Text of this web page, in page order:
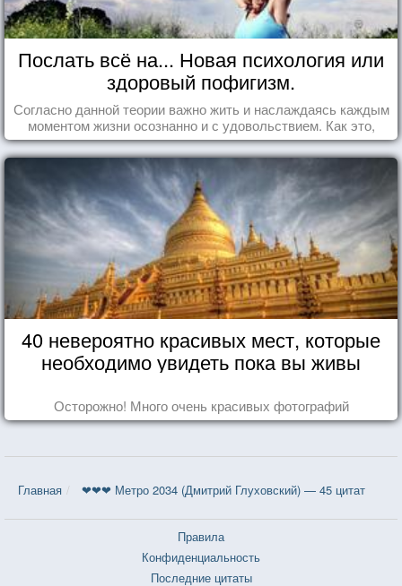
Послать всё на... Новая психология или
здоровый пофигизм.
Согласно данной теории важно жить и наслаждаясь каждым
моментом жизни осознанно и с удовольствием. Как это,
попробуем разобраться на реальных примерах.
40 невероятно красивых мест, которые
необходимо увидеть пока вы живы
Осторожно! Много очень красивых фотографий
Главная ❤❤❤ Метро 2034 (Дмитрий Глуховский) — 45 цитат
Правила
Конфиденциальность
Последние цитаты